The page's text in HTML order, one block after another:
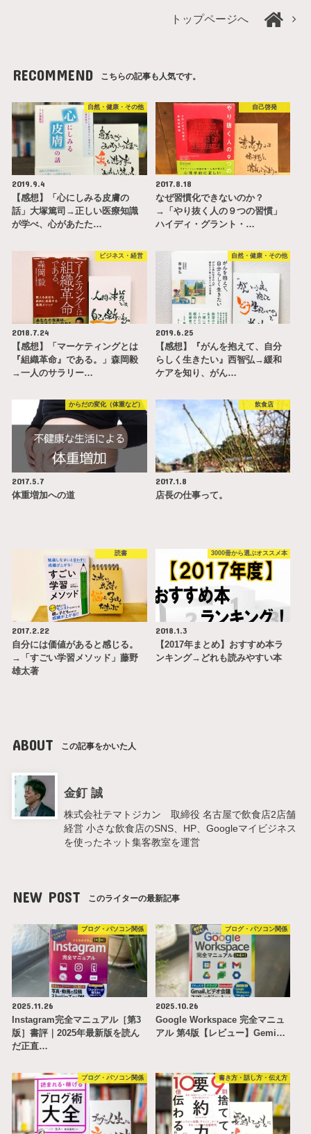
トップページへ
RECOMMEND こちらの記事も人気です。
自然・健康・その他
2019.9.4
【感想】「心にしみる皮膚の
話」大塚篤司→正しい医療知識
が学べ、心があたた…
自己啓発
2017.8.18
なぜ習慣化できないのか？
→「やり抜く人の９つの習慣」
ハイディ・グラント・…
ビジネス・経営
2018.7.24
【感想】「マーケティングとは
『組織革命』である。」森岡毅
→一人のサラリー…
自然・健康・その他
2019.6.25
【感想】『がんを抱えて、自分
らしく生きたい』西智弘→緩和
ケアを知り、がん…
からだの変化（体重など）
2017.5.7
体重増加への道
飲食店
2017.1.8
店長の仕事って。
読書
2017.2.22
自分には価値があると感じる。
→「すごい学習メソッド」藤野
雄太著
3000冊から選ぶオススメ本
2018.1.3
【2017年まとめ】おすすめ本ラ
ンキング→どれも読みやすい本
ABOUT この記事をかいた人
金釘 誠
株式会社テマトジカン 取締役 名古屋で飲食店2店舗
経営 小さな飲食店のSNS、HP、Googleマイビジネス
を使ったネット集客教室を運営
NEW POST このライターの最新記事
ブログ・パソコン関係
2025.11.26
Instagram完全マニュアル［第3
版］書評｜2025年最新版を読ん
だ正直…
ブログ・パソコン関係
2025.10.26
Google Workspace 完全マニュ
アル 第4版【レビュー】Gemi…
ブログ・パソコン関係 書き方・話し方・伝え方